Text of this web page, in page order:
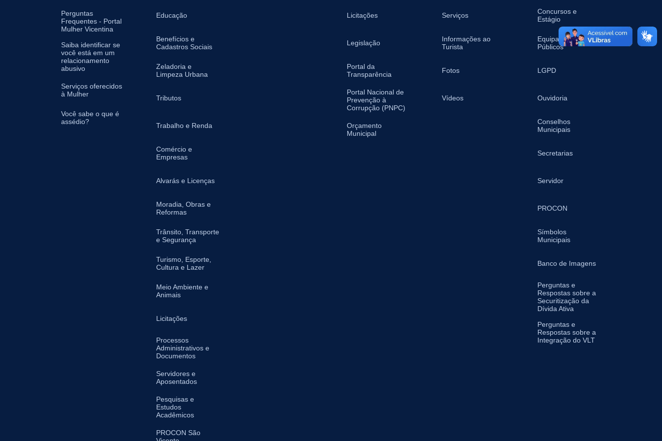
Perguntas
Frequentes - Portal
Mulher Vicentina
Saiba identificar se
você está em um
relacionamento
abusivo
Serviços oferecidos
à Mulher
Você sabe o que é
assédio?
Educação
Benefícios e
Cadastros Sociais
Zeladoria e
Limpeza Urbana
Tributos
Trabalho e Renda
Comércio e
Empresas
Alvarás e Licenças
Moradia, Obras e
Reformas
Trânsito, Transporte
e Segurança
Turismo, Esporte,
Cultura e Lazer
Meio Ambiente e
Animais
Licitações
Processos
Administrativos e
Documentos
Servidores e
Aposentados
Pesquisas e
Estudos
Acadêmicos
PROCON São
Licitações
Legislação
Portal da
Transparência
Portal Nacional de
Prevenção à
Corrupção (PNPC)
Orçamento
Municipal
Serviços
Informações ao
Turista
Fotos
Vídeos
Concursos e
Estágio
Equipamentos
Públicos
LGPD
Ouvidoria
Conselhos
Municipais
Secretarias
Servidor
PROCON
Símbolos
Municipais
Banco de Imagens
Perguntas e
Respostas sobre a
Securitização da
Dívida Ativa
Perguntas e
Respostas sobre a
Integração do VLT